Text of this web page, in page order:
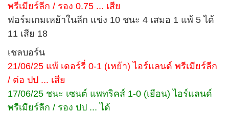
พรีเมียร์ลีก / รอง 0.75 ... เสีย
ฟอร์มเกมเหย้าในลีก แข่ง 10 ชนะ 4 เสมอ 1 แพ้ 5 ได้
11 เสีย 18
เชลบอร์น
21/06/25 แพ้ เดอร์รี่ 0-1 (เหย้า) ไอร์แลนด์ พรีเมียร์ลีก
/ ต่อ ปป ... เสีย
17/06/25 ชนะ เซนต์ แพทริคส์ 1-0 (เยือน) ไอร์แลนด์
พรีเมียร์ลีก / รอง ปป ... ได้